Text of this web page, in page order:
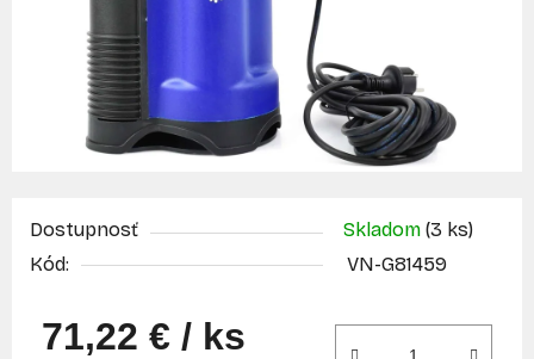
Dostupnosť Skladom (3 ks)
Kód:
VN-G81459
71,22 € / ks